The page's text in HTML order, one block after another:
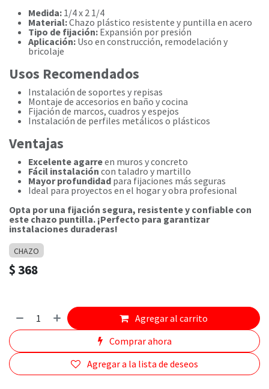
Medida: 1/4 x 2 1/4
Material:Chazo plástico resistente y puntilla en acero
Tipo de fijación: Expansión por presión
Aplicación: Uso en construcción, remodelación y
bricolaje
Usos Recomendados
Instalación de soportes y repisas
Montaje de accesorios en baño y cocina
Fijación de marcos, cuadros y espejos
Instalación de perfiles metálicos o plásticos
Ventajas
Excelente agarreen muros y concreto
Fácil instalación con taladro y martillo
Mayor profundidad para fijaciones más seguras
Ideal para proyectos en el hogar y obra profesional
Opta por una fijación segura, resistente y confiable con
este chazo puntilla. ¡Perfecto para garantizar
instalaciones duraderas!
CHAZO
$368
Agregar al carrito
Comprar ahora
Agregar a la lista de deseos